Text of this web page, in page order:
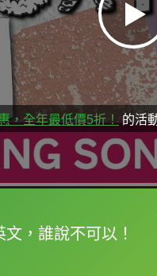
，全年最低價5折！的活
文，誰說不可以！
框選或點兩下字幕可